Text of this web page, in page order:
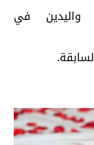
واليدين في